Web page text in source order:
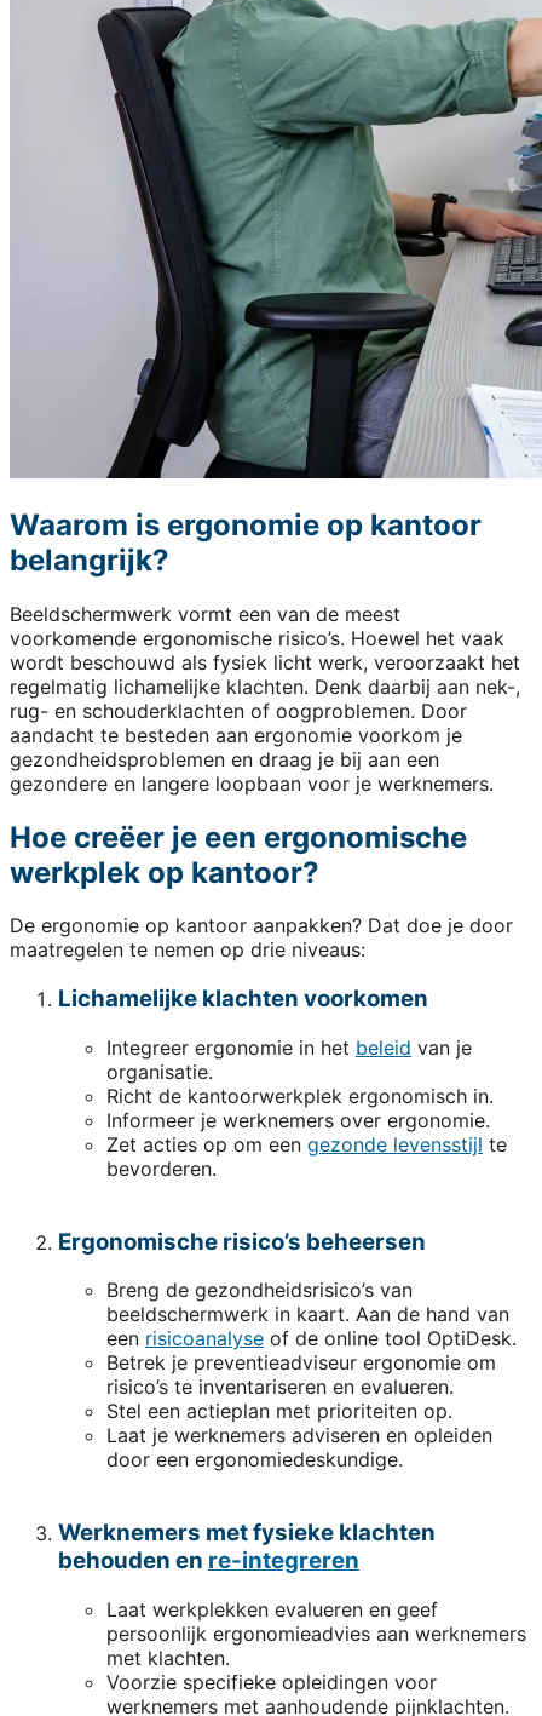
Waarom is ergonomie op kantoor
belangrijk?
Beeldschermwerk vormt een van de meest
voorkomende ergonomische risico’s. Hoewel het vaak
wordt beschouwd als fysiek licht werk, veroorzaakt het
regelmatig lichamelijke klachten. Denk daarbij aan nek-,
rug- en schouderklachten of oogproblemen. Door
aandacht te besteden aan ergonomie voorkom je
gezondheidsproblemen en draag je bij aan een
gezondere en langere loopbaan voor je werknemers.
Hoe creëer je een ergonomische
werkplek op kantoor?
De ergonomie op kantoor aanpakken? Dat doe je door
maatregelen te nemen op drie niveaus:
Lichamelijke klachten voorkomen
Integreer ergonomie in het beleid van je
organisatie.
Richt de kantoorwerkplek ergonomisch in.
Informeer je werknemers over ergonomie.
Zet acties op om een gezonde levensstijl te
bevorderen.
Ergonomische risico’s beheersen
Breng de gezondheidsrisico’s van
beeldschermwerk in kaart. Aan de hand van
een risicoanalyse of de online tool OptiDesk.
Betrek je preventieadviseur ergonomie om
risico’s te inventariseren en evalueren.
Stel een actieplan met prioriteiten op.
Laat je werknemers adviseren en opleiden
door een ergonomiedeskundige.
Werknemers met fysieke klachten
behouden en re-integreren
Laat werkplekken evalueren en geef
persoonlijk ergonomieadvies aan werknemers
met klachten.
Voorzie specifieke opleidingen voor
werknemers met aanhoudende pijnklachten.